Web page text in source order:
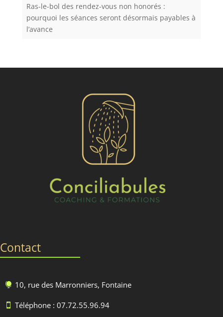
Ras-le-bol des rendez-vous non honorés :
pourquoi les séances seront désormais payables à
l’avance
Contact
 10, rue des Marronniers, Fontaine
 Téléphone : 07.72.55.96.94